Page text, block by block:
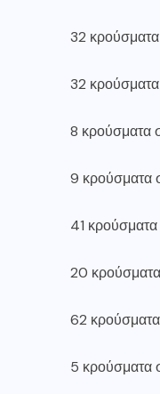
32
32
8 κρούσματα
9 κρούσματα
41
20
62
5 κρούσματα